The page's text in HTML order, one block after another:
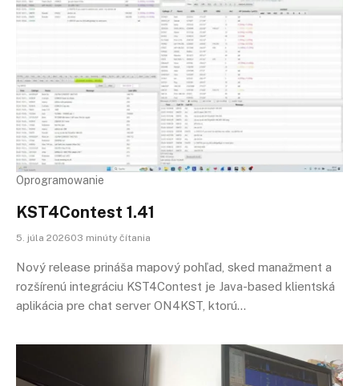
Oprogramowanie
KST4Contest 1.41
5. júla 202603 minúty čítania
Nový release prináša mapový pohľad, sked manažment a
rozšírenú integráciu KST4Contest je Java-based klientská
aplikácia pre chat server ON4KST, ktorú…